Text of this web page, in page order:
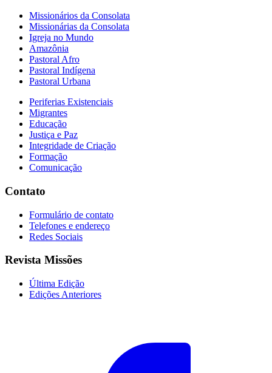
Missionários da Consolata
Missionárias da Consolata
Igreja no Mundo
Amazônia
Pastoral Afro
Pastoral Indígena
Pastoral Urbana
Periferias Existenciais
Migrantes
Educação
Justiça e Paz
Integridade de Criação
Formação
Comunicação
Contato
Formulário de contato
Telefones e endereço
Redes Sociais
Revista Missões
Última Edição
Edições Anteriores